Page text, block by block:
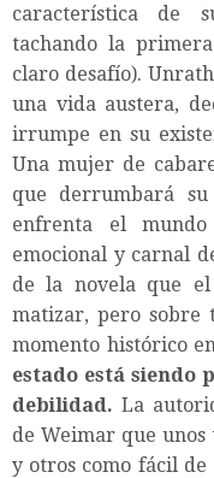
característica de
tachando la
claro desafío).
una vida austera,
irrumpe en su
Una mujer de
que derrumbará
enfrenta el
emocional y carnal
de la novela que
matizar, pero sobre
momento histórico
estado está siendo
debilidad. La
de Weimar que
y otros como fácil